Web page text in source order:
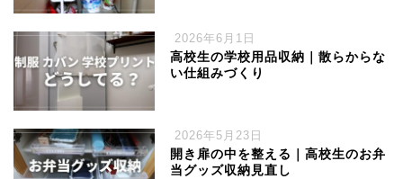
2026年6月1日
高校生の学校用品収納｜散らからな
い仕組みづくり
2026年5月23日
開き扉の中を整える｜高校生のお弁
当グッズ収納見直し